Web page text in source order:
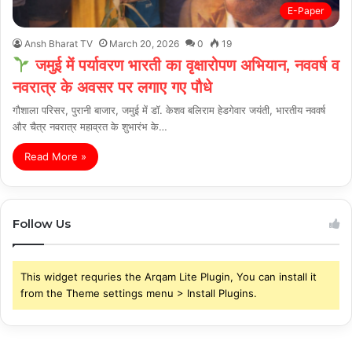
E-Paper
Ansh Bharat TV March 20, 2026 0 19
जमुई में पर्यावरण भारती का वृक्षारोपण अभियान, नववर्ष व
नवरात्र के अवसर पर लगाए गए पौधे
गौशाला परिसर, पुरानी बाजार, जमुई में डॉ. केशव बलिराम हेडगेवार जयंती, भारतीय नववर्ष
और चैत्र नवरात्र महाव्रत के शुभारंभ के…
Read More »
Follow Us
This widget requries the Arqam Lite Plugin, You can install it
from the Theme settings menu > Install Plugins.